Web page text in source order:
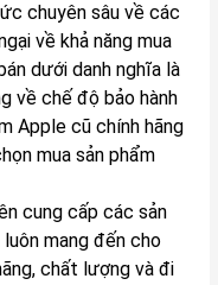
chuyên sâu về các
về khả năng mua
dưới danh nghĩa là
về chế độ bảo hành
Apple cũ chính hãng
mua sản phẩm
cung cấp các sản
mang đến cho
chất lượng và đi